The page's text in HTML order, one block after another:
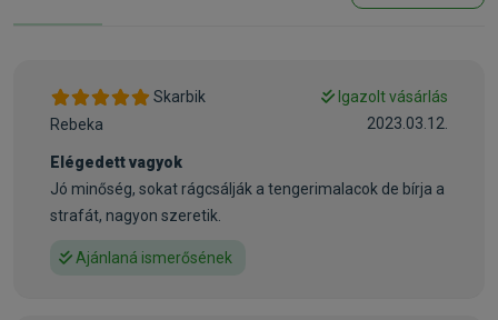
Skarbik
Rebeka
Igazolt vásárlás
2023.03.12.
Elégedett vagyok
Jó minőség, sokat rágcsálják a tengerimalacok de bírja a
strafát, nagyon szeretik.
Ajánlaná ismerősének